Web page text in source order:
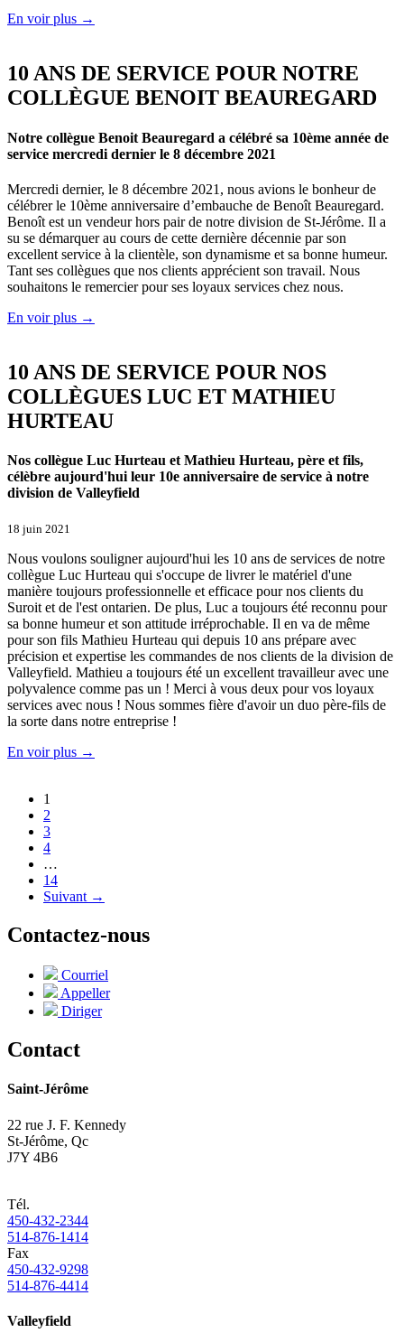
En voir plus →
10 ANS DE SERVICE POUR NOTRE
COLLÈGUE BENOIT BEAUREGARD
Notre collègue Benoit Beauregard a célébré sa 10ème année de
service mercredi dernier le 8 décembre 2021
Mercredi dernier, le 8 décembre 2021, nous avions le bonheur de
célébrer le 10ème anniversaire d’embauche de Benoît Beauregard.
Benoît est un vendeur hors pair de notre division de St-Jérôme. Il a
su se démarquer au cours de cette dernière décennie par son
excellent service à la clientèle, son dynamisme et sa bonne humeur.
Tant ses collègues que nos clients apprécient son travail. Nous
souhaitons le remercier pour ses loyaux services chez nous.
En voir plus →
10 ANS DE SERVICE POUR NOS
COLLÈGUES LUC ET MATHIEU
HURTEAU
Nos collègue Luc Hurteau et Mathieu Hurteau, père et fils,
célèbre aujourd'hui leur 10e anniversaire de service à notre
division de Valleyfield
18 juin 2021
Nous voulons souligner aujourd'hui les 10 ans de services de notre
collègue Luc Hurteau qui s'occupe de livrer le matériel d'une
manière toujours professionnelle et efficace pour nos clients du
Suroit et de l'est ontarien. De plus, Luc a toujours été reconnu pour
sa bonne humeur et son attitude irréprochable. Il en va de même
pour son fils Mathieu Hurteau qui depuis 10 ans prépare avec
précision et expertise les commandes de nos clients de la division de
Valleyfield. Mathieu a toujours été un excellent travailleur avec une
polyvalence comme pas un ! Merci à vous deux pour vos loyaux
services avec nous ! Nous sommes fière d'avoir un duo père-fils de
la sorte dans notre entreprise !
En voir plus →
1
2
3
4
…
14
Suivant →
Contactez-nous
Courriel
Appeller
Diriger
Contact
Saint-Jérôme
22 rue J. F. Kennedy
St-Jérôme, Qc
J7Y 4B6
Tél.
450-432-2344
514-876-1414
Fax
450-432-9298
514-876-4414
Valleyfield